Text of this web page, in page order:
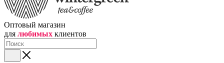
Оптовый магазин
для любимых клиентов